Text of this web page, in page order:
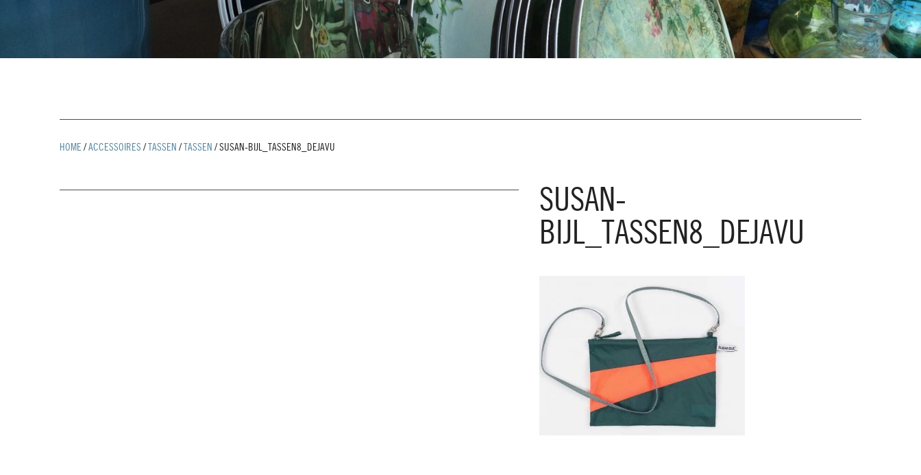
HOME / ACCESSOIRES / TASSEN / TASSEN / SUSAN-BIJL_TASSEN8_DEJAVU
SUSAN-
BIJL_TASSEN8_DEJAVU